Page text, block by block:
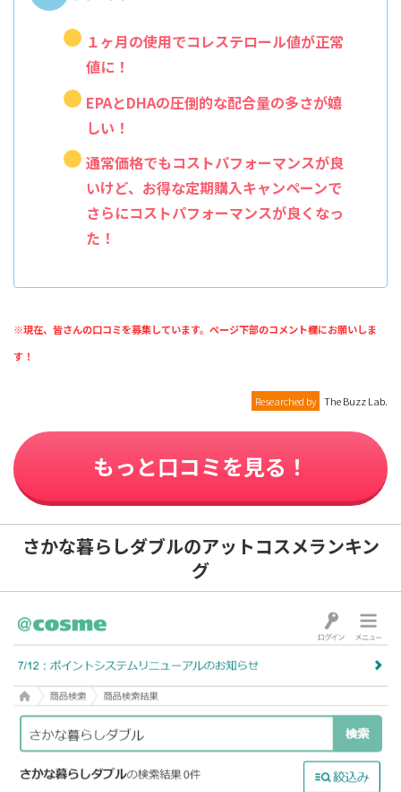
１ヶ月の使用でコレステロール値が正常
値に！
EPAとDHAの圧倒的な配合量の多さが嬉
しい！
通常価格でもコストパフォーマンスが良
いけど、お得な定期購入キャンペーンで
さらにコストパフォーマンスが良くなっ
た！
※現在、皆さんの口コミを募集しています。ページ下部のコメント欄にお願いしま
す！
Researched by The Buzz Lab.
もっと口コミを見る！
さかな暮らしダブルのアットコスメランキン
グ